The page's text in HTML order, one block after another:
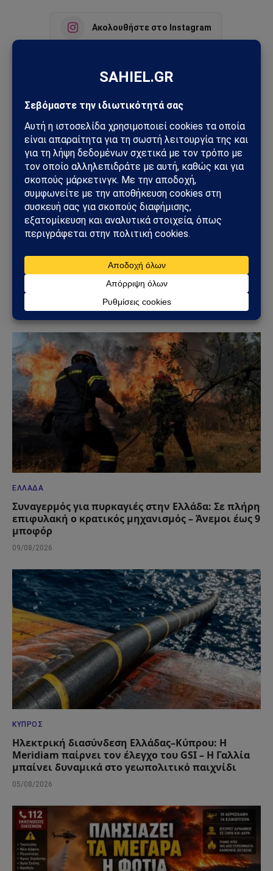
Ακολουθήστε στο Instagram
Facebook Twitter Pinterest Tumblr
Sahiel Newsroom
Facebook
X
(Twitter)
PinterestInstagram
Tumblr
Το Sahiel.gr είναι ανεξάρτητη ψηφιακή πύλη ενημέρωσης
και ανάλυσης με έμφαση στη γεωπολιτική, τη διεθνή
ασφάλεια, τα εθνικά ζητήματα και τις διεθνείς εξελίξεις
που επηρεάζουν την Ελλάδα και τον ευρύτερο ελληνισμό.
ΕΛΛΆΔΑ
Συναγερμός για πυρκαγιές στην Ελλάδα: Σε πλήρη
επιφυλακή ο κρατικός μηχανισμός – Άνεμοι έως 9
μποφόρ
09/08/2026
ΚΎΠΡΟΣ
Ηλεκτρική διασύνδεση Ελλάδας–Κύπρου: Η
Meridiam παίρνει τον έλεγχο του GSI – Η Γαλλία
μπαίνει δυναμικά στο γεωπολιτικό παιχνίδι
05/08/2026